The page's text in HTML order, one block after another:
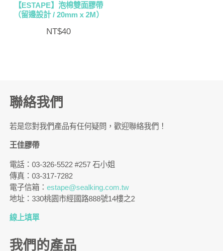
【ESTAPE】泡棉雙面膠帶
（留邊設計 / 20mm x 2M）
NT$40
聯絡我們
若是您對我們產品有任何疑問，歡迎聯絡我們！
王佳膠帶
電話：03-326-5522 #257 石小姐
傳真：03-317-7282
電子信箱：estape@sealking.com.tw
地址：330桃園市經國路888號14樓之2
線上填單
我們的產品